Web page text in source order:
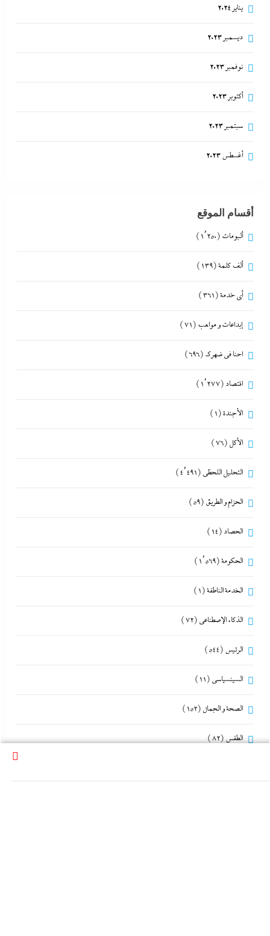
يناير 2024
ديسمبر 2023
نوفمبر 2023
أكتوبر 2023
سبتمبر 2023
أغسطس 2023
أقسام الموقع
ألبومات (1٬250)
ألف كلمة(139)
أي خدمة(361)
إبداعات و مواهب (71)
احنا في ضهرك (696)
اقتصاد (1٬277)
الأجندة(1)
الأكل (76)
التحليل اللحظي (4٬491)
الحزام و الطريق (59)
الحصاد (14)
الحكومة(1٬569)
الخدمة الناطقة(1)
الذكاء الإصطناعي (72)
الرئيس (544)
السينسياسي (11)
الصحة و الجمال (152)
الطقس(82)